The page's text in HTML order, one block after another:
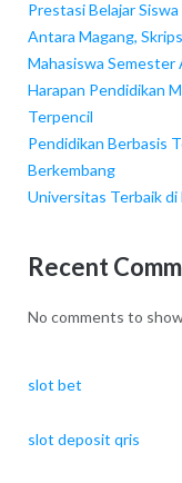
Prestasi Belajar Siswa
Antara Magang,
Mahasiswa Semester
Harapan Pendidikan
Terpencil
Pendidikan Berbasis
Berkembang
Universitas Terbaik di
Recent
No comments to
slot bet
slot deposit qris